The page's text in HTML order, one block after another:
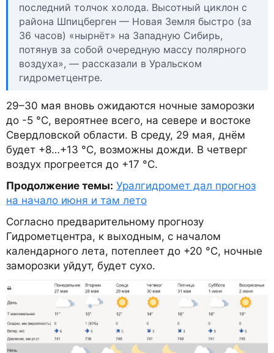
последний толчок холода. Высотный циклон с
района Шпицберген — Новая Земля быстро (за
36 часов) «нырнёт» на Западную Сибирь,
потянув за собой очередную массу полярного
воздуха», — рассказали в Уральском
гидрометцентре.
29–30 мая вновь ожидаются ночные заморозки
до -5 °C, вероятнее всего, на севере и востоке
Свердловской области. В среду, 29 мая, днём
будет +8…+13 °C, возможны дожди. В четверг
воздух прогреется до +17 °C.
Продолжение темы: Уралгидромет дал прогноз
на начало июня и там лето
Согласно предварительному прогнозу
Гидрометцентра, к выходным, с началом
календарного лета, потеплеет до +20 °C, ночные
заморозки уйдут, будет сухо.